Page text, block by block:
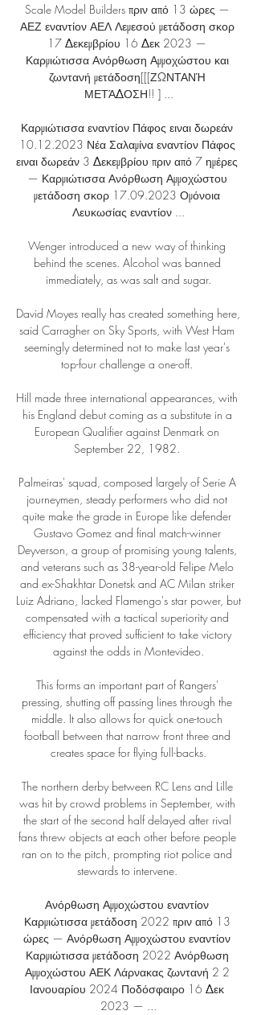
Scale Model Builders πριν από 13 ώρες —
ΑΕΖ εναντίον ΑΕΛ Λεμεσού μετάδοση σκορ
17 Δεκεμβρίου 16 Δεκ 2023 —
Καρμιώτισσα Ανόρθωση Αμμοχώστου και
ζωντανή μετάδοση[[[ΖΩΝΤΑΝΉ
ΜΕΤΆΔΟΣΗ!! ] ...
Καρμιώτισσα εναντίον Πάφος ειναι δωρεάν
10.12.2023 Νέα Σαλαμίνα εναντίον Πάφος
ειναι δωρεάν 3 Δεκεμβρίου πριν από 7 ημέρες
— Καρμιώτισσα Ανόρθωση Αμμοχώστου
μετάδοση σκορ 17.09.2023 Ομόνοια
Λευκωσίας εναντίον ...
Wenger introduced a new way of thinking
behind the scenes. Alcohol was banned
immediately, as was salt and sugar.
David Moyes really has created something here,
said Carragher on Sky Sports, with West Ham
seemingly determined not to make last year's
top-four challenge a one-off.
Hill made three international appearances, with
his England debut coming as a substitute in a
European Qualifier against Denmark on
September 22, 1982.
Palmeiras' squad, composed largely of Serie A
journeymen, steady performers who did not
quite make the grade in Europe like defender
Gustavo Gomez and final match-winner
Deyverson, a group of promising young talents,
and veterans such as 38-year-old Felipe Melo
and ex-Shakhtar Donetsk and AC Milan striker
Luiz Adriano, lacked Flamengo's star power, but
compensated with a tactical superiority and
efficiency that proved sufficient to take victory
against the odds in Montevideo.
This forms an important part of Rangers'
pressing, shutting off passing lines through the
middle. It also allows for quick one-touch
football between that narrow front three and
creates space for flying full-backs.
The northern derby between RC Lens and Lille
was hit by crowd problems in September, with
the start of the second half delayed after rival
fans threw objects at each other before people
ran on to the pitch, prompting riot police and
stewards to intervene.
Ανόρθωση Αμμοχώστου εναντίον
Καρμιώτισσα μετάδοση 2022 πριν από 13
ώρες — Ανόρθωση Αμμοχώστου εναντίον
Καρμιώτισσα μετάδοση 2022 Ανόρθωση
Αμμοχώστου ΑΕΚ Λάρνακας ζωντανή 2 2
Ιανουαρίου 2024 Ποδόσφαιρο 16 Δεκ
2023 — ...